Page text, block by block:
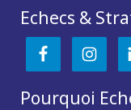
Echecs &
Pourquoi